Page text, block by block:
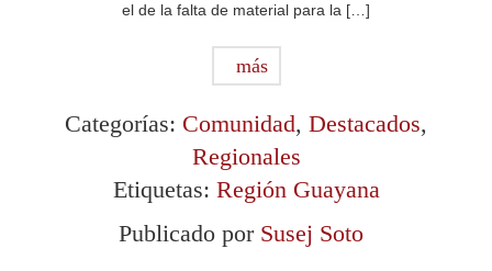
el de la falta de material para la […]
más
Categorías: Comunidad, Destacados,
Regionales
Etiquetas: Región Guayana
Publicado por Susej Soto